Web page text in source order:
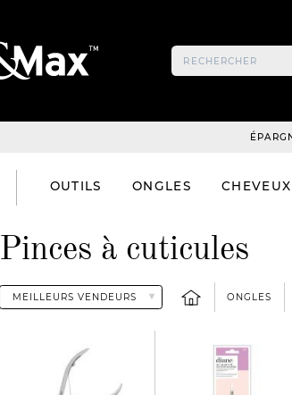
OUTILS ONGLES CHEVEUX
Pinces à cuticules
ONGLES